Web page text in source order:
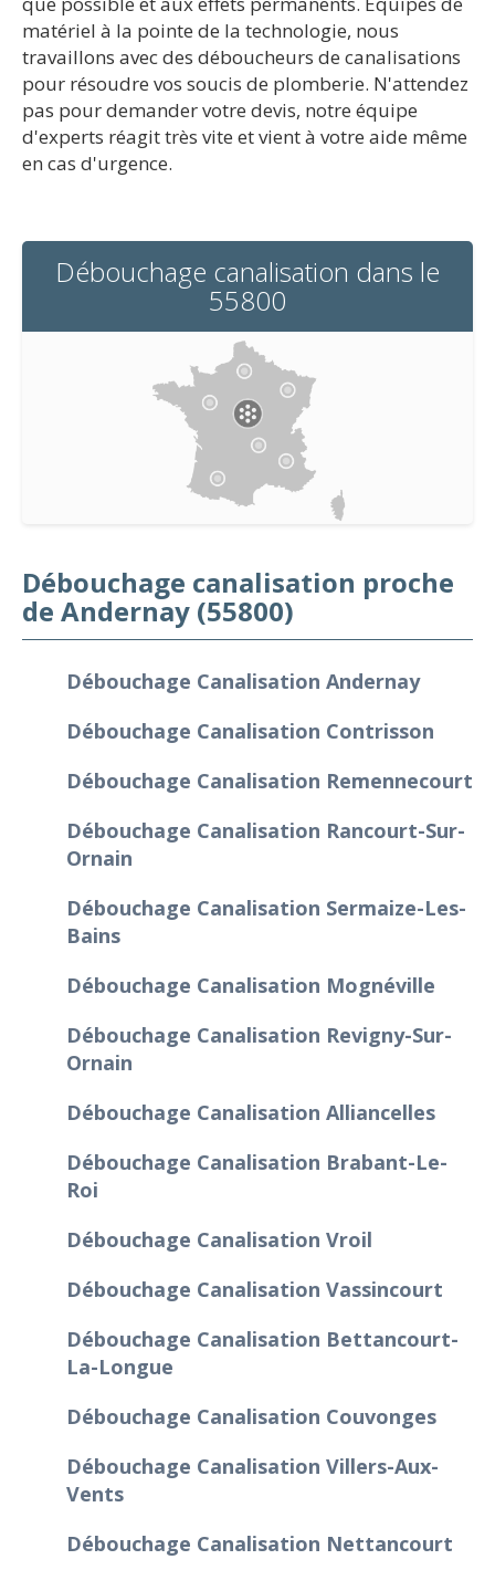
matériel à la pointe de la technologie, nous
travaillons avec des déboucheurs de canalisations
pour résoudre vos soucis de plomberie. N'attendez
pas pour demander votre devis, notre équipe
d'experts réagit très vite et vient à votre aide même
en cas d'urgence.
Débouchage canalisation dans le
55800
Débouchage canalisation proche
de Andernay (55800)
Débouchage Canalisation Andernay
Débouchage Canalisation Contrisson
Débouchage Canalisation Remennecourt
Débouchage Canalisation Rancourt-Sur-
Ornain
Débouchage Canalisation Sermaize-Les-
Bains
Débouchage Canalisation Mognéville
Débouchage Canalisation Revigny-Sur-
Ornain
Débouchage Canalisation Alliancelles
Débouchage Canalisation Brabant-Le-
Roi
Débouchage Canalisation Vroil
Débouchage Canalisation Vassincourt
Débouchage Canalisation Bettancourt-
La-Longue
Débouchage Canalisation Couvonges
Débouchage Canalisation Villers-Aux-
Vents
Débouchage Canalisation Nettancourt